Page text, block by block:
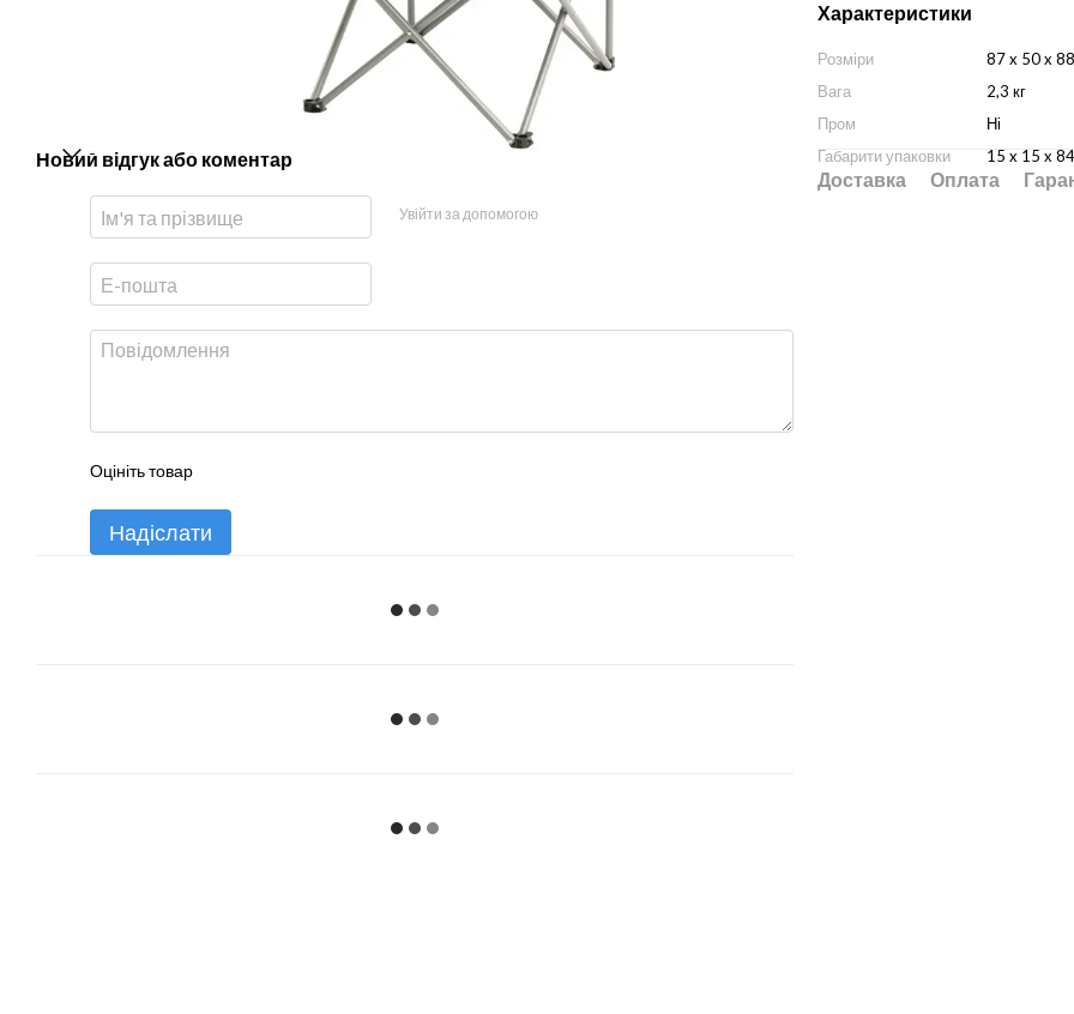
Новий відгук або коментар
Увійти за допомогою
Оцініть товар
Надіслати
Характеристики
Розміри
87 x 50 x
Вага
2,3 кг
Пром
Ні
Габарити упаковки
15 x 15 x
Доставка Оплата